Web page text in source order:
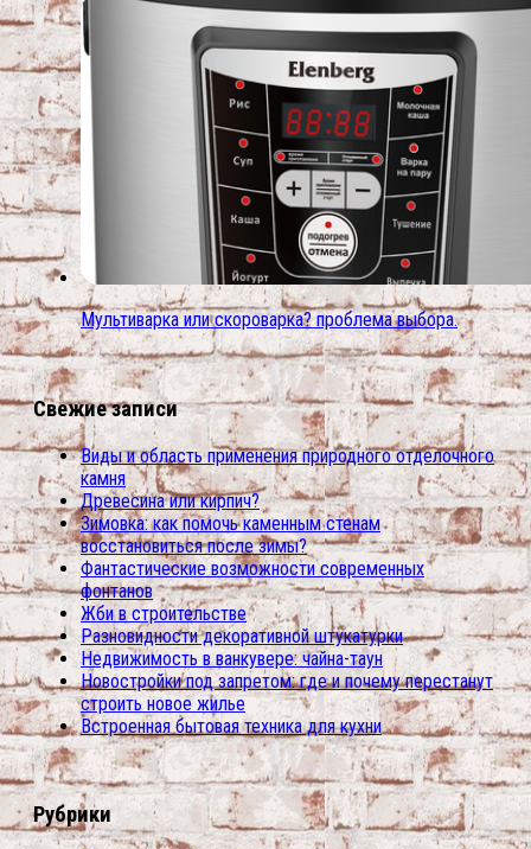
Мультиварка или скороварка? проблема выбора.
Свежие записи
Виды и область применения природного отделочного
камня
Древесина или кирпич?
Зимовка: как помочь каменным стенам
восстановиться после зимы?
Фантастические возможности современных
фонтанов
Жби в строительстве
Разновидности декоративной штукатурки
Недвижимость в ванкувере: чайна-таун
Новостройки под запретом: где и почему перестанут
строить новое жилье
Встроенная бытовая техника для кухни
Рубрики